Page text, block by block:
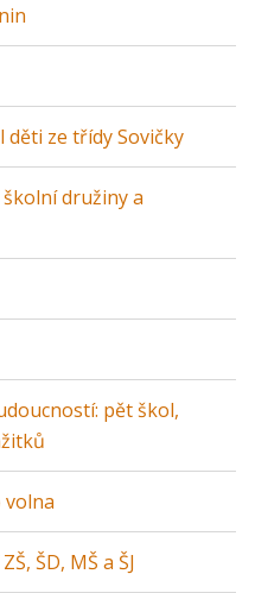
ze třídy Sovičky
družiny a
pět škol,
volna
ŠD, MŠ a ŠJ